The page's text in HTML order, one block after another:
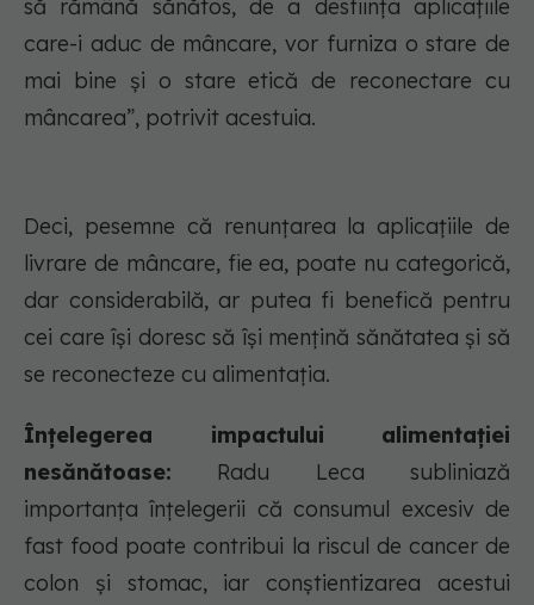
să rămână sănătos, de a desființa aplicațiile
care-i aduc de mâncare, vor furniza o stare de
mai bine și o stare etică de reconectare cu
mâncarea”, potrivit acestuia.
Deci, pesemne că renunțarea la aplicațiile de
livrare de mâncare, fie ea, poate nu categorică,
dar considerabilă, ar putea fi benefică pentru
cei care își doresc să își mențină sănătatea și să
se reconecteze cu alimentația.
Înțelegerea impactului alimentației
nesănătoase: Radu Leca subliniază
importanța înțelegerii că consumul excesiv de
fast food poate contribui la riscul de cancer de
colon și stomac, iar conștientizarea acestui